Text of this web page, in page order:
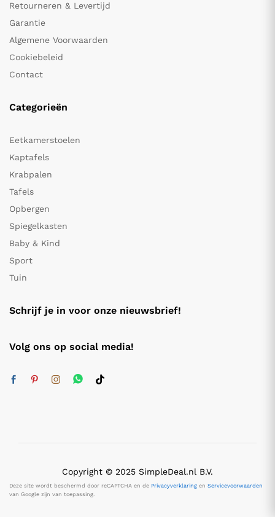
Retourneren & Levertijd
Garantie
Algemene Voorwaarden
Cookiebeleid
Contact
Categorieën
Eetkamerstoelen
Kaptafels
Krabpalen
Tafels
Opbergen
Spiegelkasten
Baby & Kind
Sport
Tuin
Schrijf je in voor onze nieuwsbrief!
Volg ons op social media!
Copyright © 2025 SimpleDeal.nl B.V.
Deze site wordt beschermd door reCAPTCHA en de Privacyverklaring en Servicevoorwaarden
van Google zijn van toepassing.